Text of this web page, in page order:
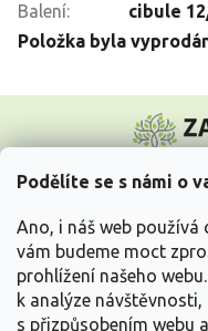
Podělíte se s námi o
Ano, i náš web používá
vám budeme moct
prohlížení našeho
k analýze
s přizpůsobením webu
Balení:
cibule
Položka byla
p
Vše o nákupu
Informace pro Vás